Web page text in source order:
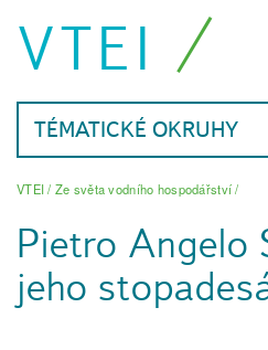
VTEI
TÉMATICKÉ OKRUHY
VTEI/ Ze světa vodního hospodářství/
Pietro Angelo
jeho